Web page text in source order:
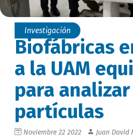
Investigación
Biofábricas
a la UAM
para analizar
partículas
Noviembre 22 2022
Juan David